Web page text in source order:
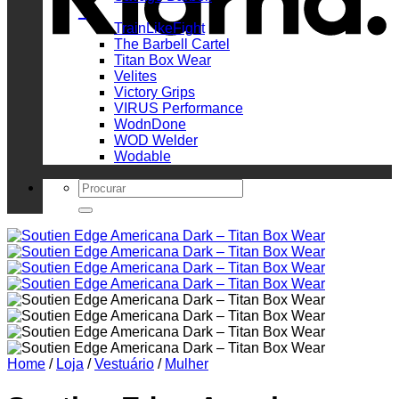
_
TrainLikeFight
The Barbell Cartel
Titan Box Wear
Velites
Victory Grips
VIRUS Performance
WodnDone
WOD Welder
Wodable
Search
for:
Home / Loja / Vestuário / Mulher